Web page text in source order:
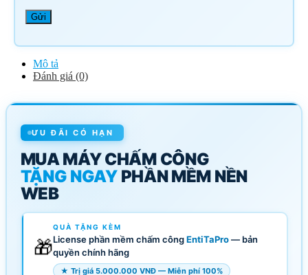
Mô tả
Đánh giá (0)
ƯU ĐÃI CÓ HẠN
MUA MÁY CHẤM CÔNG
TẶNG NGAYPHẦN MỀM NỀN
WEB
🎁
QUÀ TẶNG KÈM
License phần mềm chấm côngEntiTaPro— bản
quyền chính hãng
★ Trị giá 5.000.000 VNĐ — Miễn phí 100%